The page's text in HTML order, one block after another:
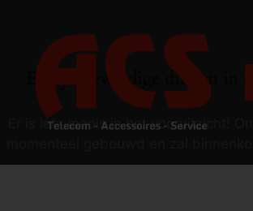
Er zijn geweldige dingen in
Er is iets moois in het vooruitzicht!
momenteel gebouwd en zal